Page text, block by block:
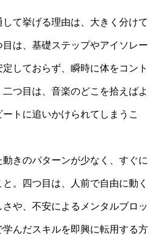
て挙げる理由は、大きく分けて
は、基礎ステップやアイソレー
しておらず、瞬時に体をコント
つ目は、音楽のどこを拾えばよ
トに追いかけられてしまうこ
きのパターンが少なく、すぐに
。四つ目は、人前で自由に動く
や、不安によるメンタルブロッ
んだスキルを即興に転用する方